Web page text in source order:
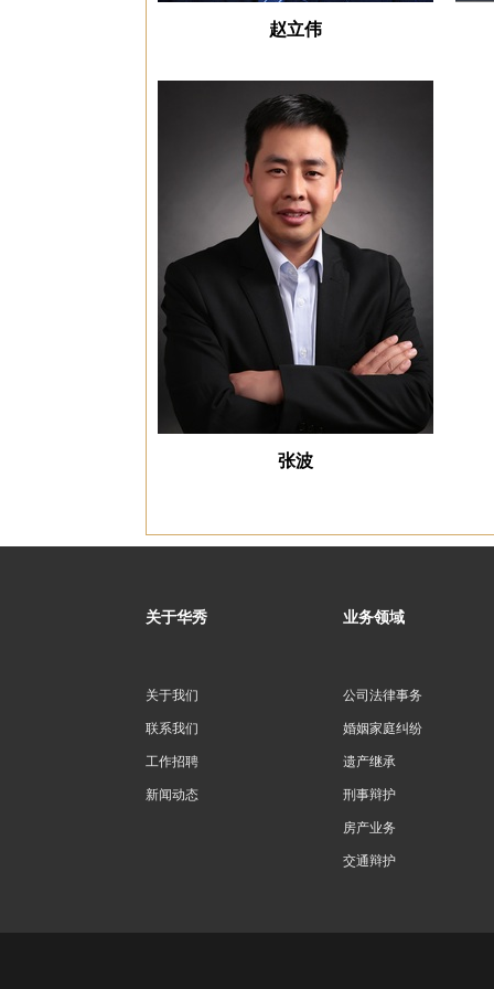
赵立伟
张波
关于华秀
关于我们
联系我们
工作招聘
新闻动态
业务领域
公司法律事务
婚姻家庭纠纷
遗产继承
刑事辩护
房产业务
交通辩护